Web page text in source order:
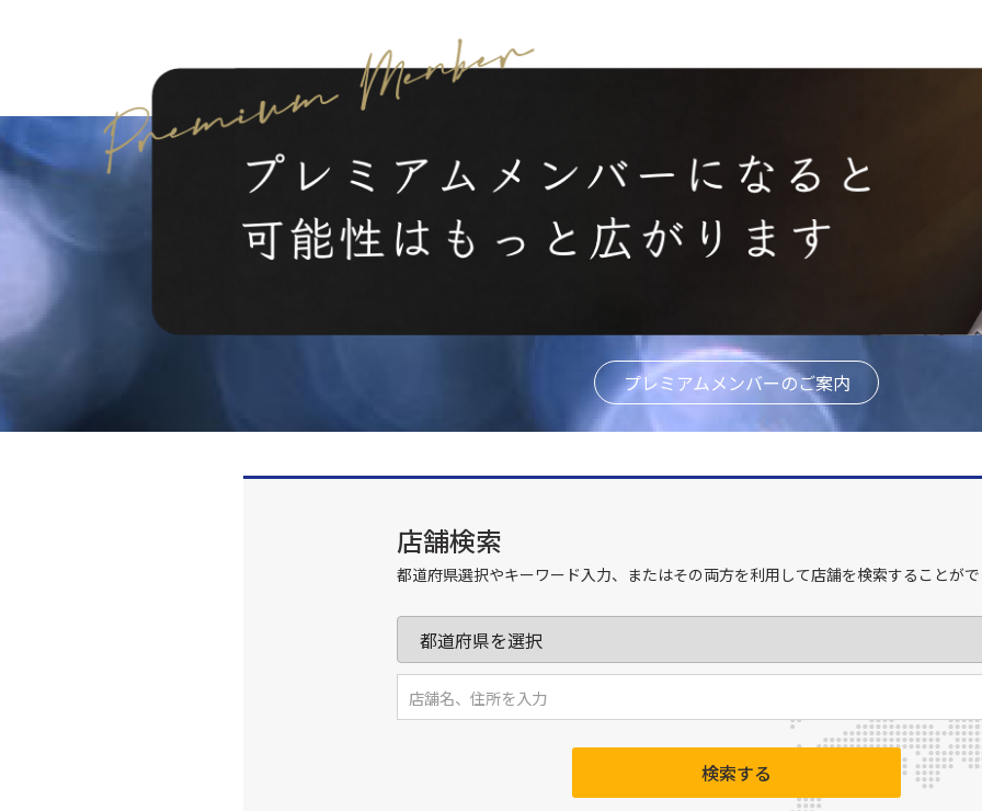
プレミアムメンバーのご案内
店舗検索
都道府県選択やキーワード入力、またはその両方を利用して店舗を検索することが
検索する